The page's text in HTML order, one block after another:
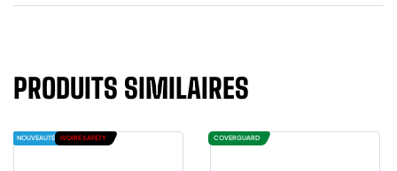
PRODUITS SIMILAIRES
NOUVEAUTÉ IVOIRE SAFETY COVERGUARD